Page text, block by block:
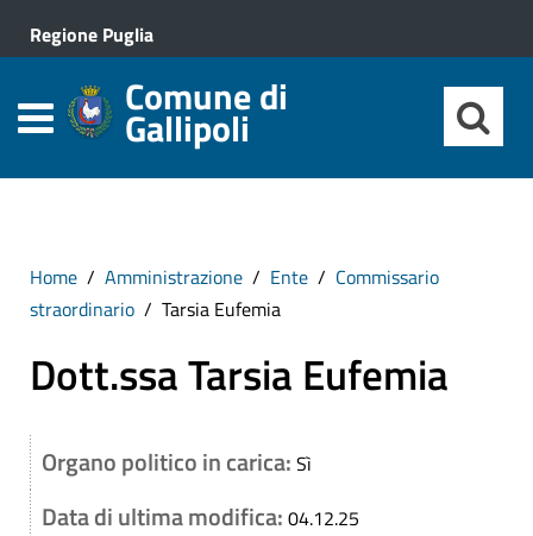
Regione Puglia
Comune di
Gallipoli
Home Amministrazione Ente
Commissario
straordinario
Tarsia Eufemia
Dott.ssa Tarsia Eufemia
Organo politico in carica: Sì
Data di ultima modifica: 04.12.25